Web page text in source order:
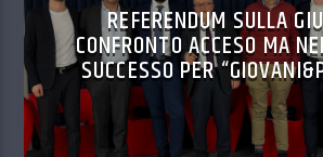
REFERENDUM SULLA
CONFRONTO ACCESO MA
SUCCESSO PER